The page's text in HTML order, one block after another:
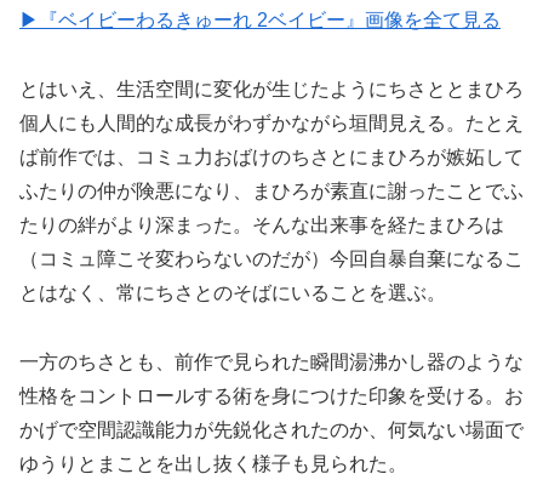
▶︎『ベイビーわるきゅーれ 2ベイビー』画像を全て見る
とはいえ、生活空間に変化が生じたようにちさととまひろ
個人にも人間的な成長がわずかながら垣間見える。たとえ
ば前作では、コミュ力おばけのちさとにまひろが嫉妬して
ふたりの仲が険悪になり、まひろが素直に謝ったことでふ
たりの絆がより深まった。そんな出来事を経たまひろは
（コミュ障こそ変わらないのだが）今回自暴自棄になるこ
とはなく、常にちさとのそばにいることを選ぶ。
一方のちさとも、前作で見られた瞬間湯沸かし器のような
性格をコントロールする術を身につけた印象を受ける。お
かげで空間認識能力が先鋭化されたのか、何気ない場面で
ゆうりとまことを出し抜く様子も見られた。